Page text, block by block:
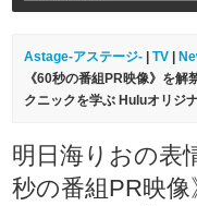
Astage-アステージ- |TV
《60秒の番組PR映像》を
クニックを学ぶ Huluオリジ
明日海りおの表
秒の番組PR映